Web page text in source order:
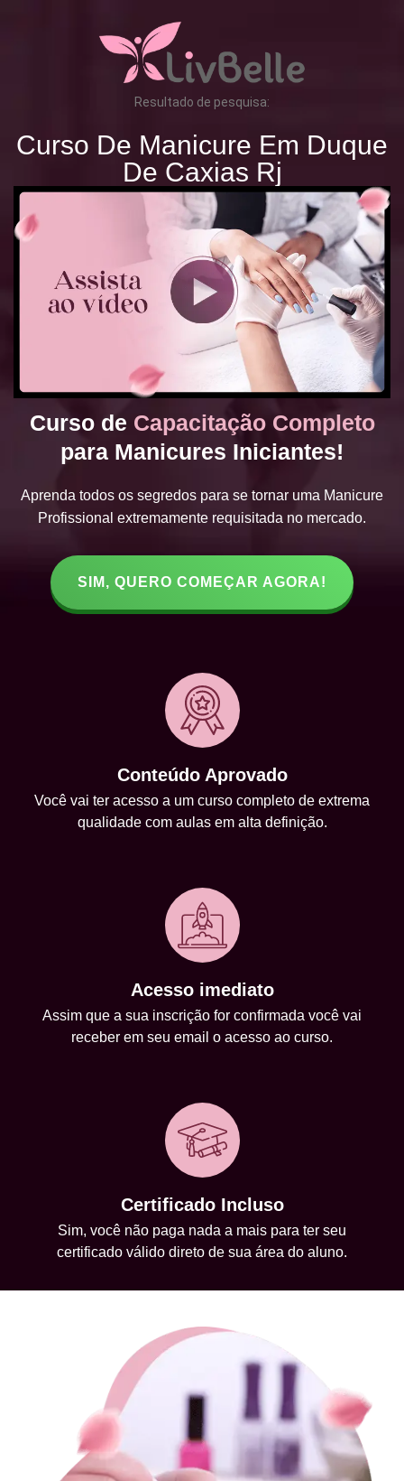
Resultado de pesquisa:
Curso De Manicure Em Duque
De Caxias Rj
Curso de Capacitação Completo
para Manicures Iniciantes!
Aprenda todos os segredos para se tornar uma Manicure
Profissional extremamente requisitada no mercado.
SIM, QUERO COMEÇAR AGORA!
Conteúdo Aprovado
Você vai ter acesso a um curso completo de extrema
qualidade com aulas em alta definição.
Acesso imediato
Assim que a sua inscrição for confirmada você vai
receber em seu email o acesso ao curso.
Certificado Incluso
Sim, você não paga nada a mais para ter seu
certificado válido direto de sua área do aluno.